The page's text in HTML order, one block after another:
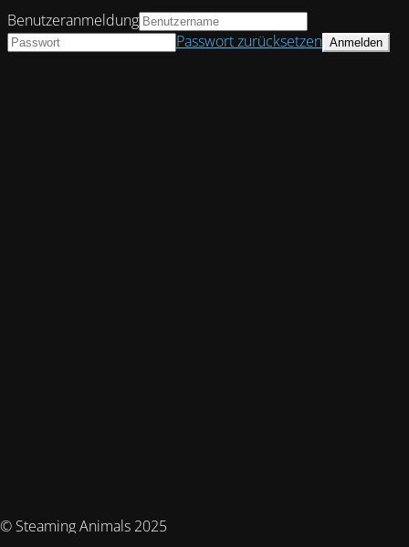
© Steaming Animals 2025
Benutzeranmeldung
Passwort zurücksetzen